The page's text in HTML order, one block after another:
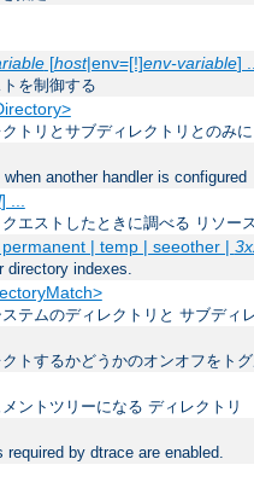
[host|env=[!]env-variable]
を制御する
トリとサブディレクトリとのみ
another handler is configured
] ...
エストしたときに調べる リソー
| temp | seeother |
directory indexes.
テムのディレクトリと サブディ
トするかどうかのオンオフをト
ントツリーになる ディレクトリ
required by dtrace are enabled.